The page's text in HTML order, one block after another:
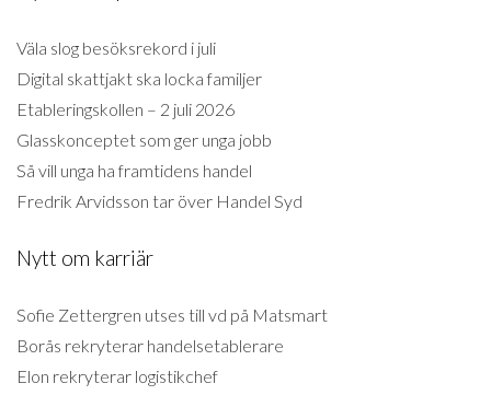
Väla slog besöksrekord i juli
Digital skattjakt ska locka familjer
Etableringskollen – 2 juli 2026
Glasskonceptet som ger unga jobb
Så vill unga ha framtidens handel
Fredrik Arvidsson tar över Handel Syd
Nytt om karriär
Sofie Zettergren utses till vd på Matsmart
Borås rekryterar handelsetablerare
Elon rekryterar logistikchef